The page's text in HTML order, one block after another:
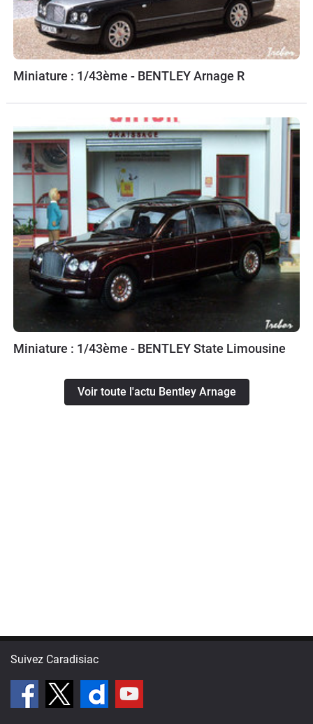
Miniature : 1/43ème - BENTLEY Arnage R
Miniature : 1/43ème - BENTLEY State Limousine
Voir toute l'actu Bentley Arnage
Suivez Caradisiac